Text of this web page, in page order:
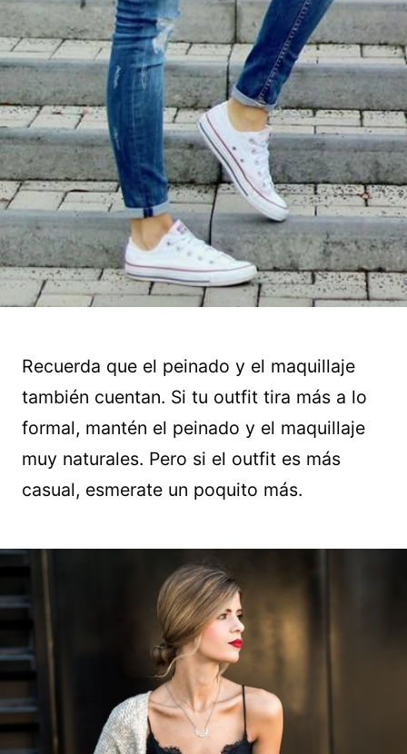
Recuerda que el peinado y el maquillaje
también cuentan. Si tu outfit tira más a lo
formal, mantén el peinado y el maquillaje
muy naturales. Pero si el outfit es más
casual, esmerate un poquito más.